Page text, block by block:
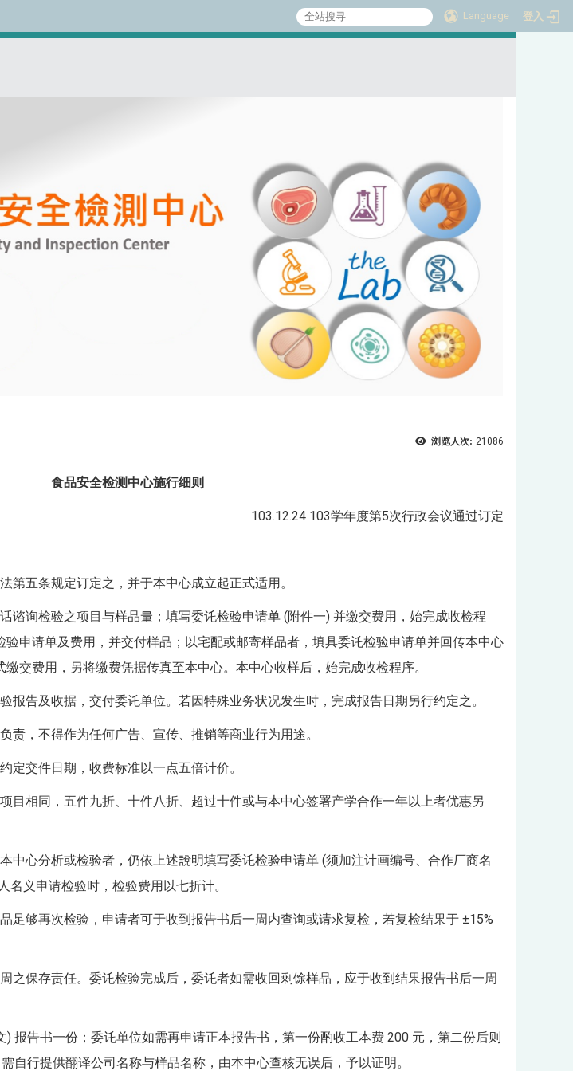
Language 登入
浏览人次: 21086
食品安全检测中心施行细则
103.12.24 103学年度第5次行政会议通过订定
五条规定订定之，并于本中心成立起正式适用。
谘询检验之项目与样品量；填写委讬检验申请单 (附件一) 并缴交费用，始完成收检程
申请单及费用，并交付样品；以宅配或邮寄样品者，填具委讬检验申请单并回传本中心
交费用，另将缴费凭据传真至本中心。本中心收样后，始完成收检程序。
告及收据，交付委讬单位。若因特殊业务状况发生时，完成报告日期另行约定之。
责，不得作为任何广告、宣传、推销等商业行为用途。
交件日期，收费标准以一点五倍计价。
目相同，五件九折、十件八折、超过十件或与本中心签署产学合作一年以上者优惠另
中心分析或检验者，仍依上述說明填写委讬检验申请单 (须加注计画编号、合作厂商名
义申请检验时，检验费用以七折计。
足够再次检验，申请者可于收到报告书后一周内查询或请求复检，若复检结果于 ±15%
之保存责任。委讬检验完成后，委讬者如需收回剩馀样品，应于收到结果报告书后一周
报告书一份；委讬单位如需再申请正本报告书，第一份酌收工本费 200 元，第二份后则
自行提供翻译公司名称与样品名称，由本中心查核无误后，予以证明。